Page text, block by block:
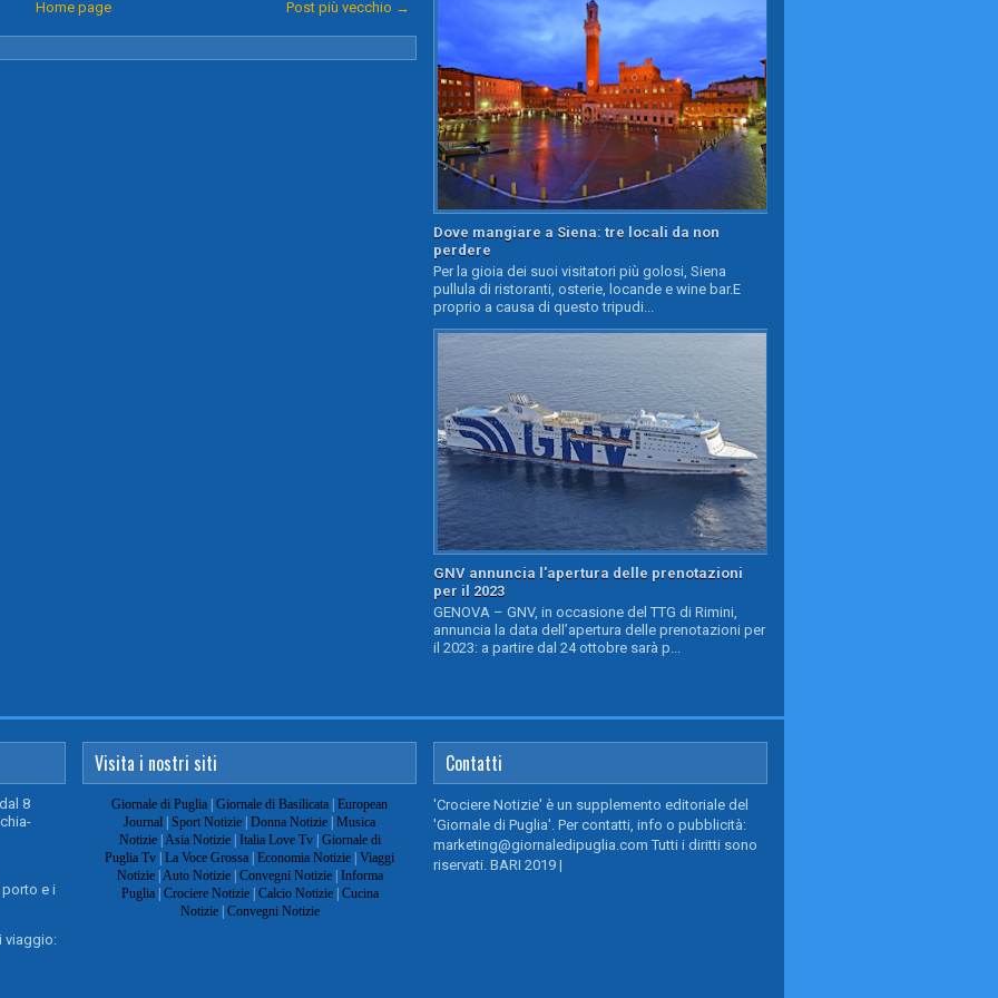
Post più vecchio →
Home page
Dove mangiare a Siena: tre locali da non
perdere
Per la gioia dei suoi visitatori più golosi, Siena
pullula di ristoranti, osterie, locande e wine bar.E
proprio a causa di questo tripudi...
GNV annuncia l'apertura delle prenotazioni
per il 2023
GENOVA – GNV, in occasione del TTG di Rimini,
annuncia la data dell’apertura delle prenotazioni per
il 2023: a partire dal 24 ottobre sarà p...
8
e i
viaggio:
Visita i nostri siti
Giornale di Puglia | Giornale di Basilicata | European
Journal | Sport Notizie | Donna Notizie | Musica
Notizie| Asia Notizie| Italia Love Tv| Giornale di
Puglia Tv | La Voce Grossa | Economia Notizie | Viaggi
Notizie| Auto Notizie| Convegni Notizie| Informa
Puglia| Crociere Notizie| Calcio Notizie| Cucina
Notizie| Convegni Notizie
Contatti
'Crociere Notizie' è un supplemento editoriale del
'Giornale di Puglia'. Per contatti, info o pubblicità:
marketing@giornaledipuglia.com Tutti i diritti sono
riservati. BARI 2019 |